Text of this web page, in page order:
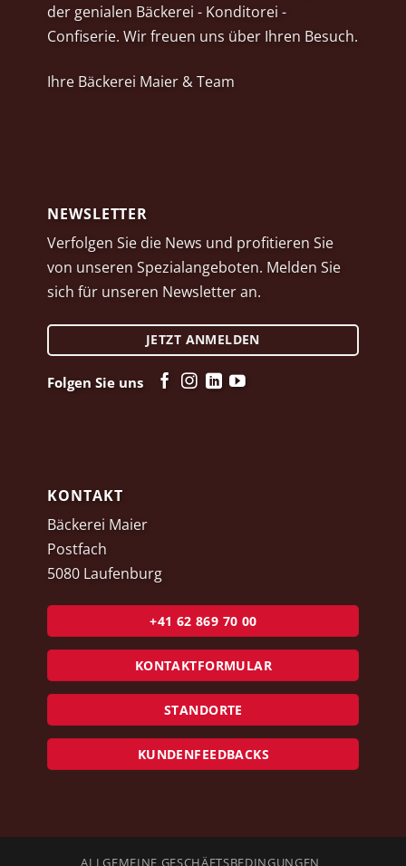
der genialen Bäckerei - Konditorei -
Confiserie. Wir freuen uns über Ihren Besuch.
Ihre Bäckerei Maier & Team
NEWSLETTER
Verfolgen Sie die News und profitieren Sie
von unseren Spezialangeboten. Melden Sie
sich für unseren Newsletter an.
JETZT ANMELDEN
Folgen Sie uns
KONTAKT
Bäckerei Maier
Postfach
5080 Laufenburg
+41 62 869 70 00
KONTAKTFORMULAR
STANDORTE
KUNDENFEEDBACKS
ALLGEMEINE GESCHÄFTSBEDINGUNGEN